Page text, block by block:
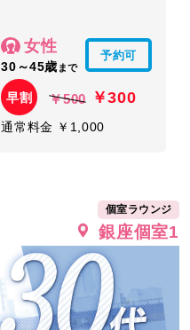
女性
30～45歳 まで
予約可
早割 ￥500 ￥300
通常料金 ￥1,000
個室ラウンジ
銀座個室1